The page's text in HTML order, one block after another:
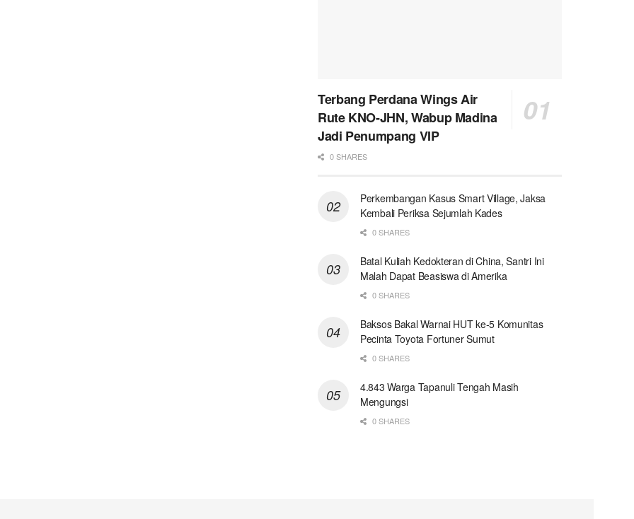
Terbang Perdana Wings Air
Rute KNO-JHN, Wabup Madina
Jadi Penumpang VIP
0 SHARES
Perkembangan Kasus Smart Village, Jaksa
Kembali Periksa Sejumlah Kades
0 SHARES
Batal Kuliah Kedokteran di China, Santri Ini
Malah Dapat Beasiswa di Amerika
0 SHARES
Baksos Bakal Warnai HUT ke-5 Komunitas
Pecinta Toyota Fortuner Sumut
0 SHARES
4.843 Warga Tapanuli Tengah Masih
Mengungsi
0 SHARES